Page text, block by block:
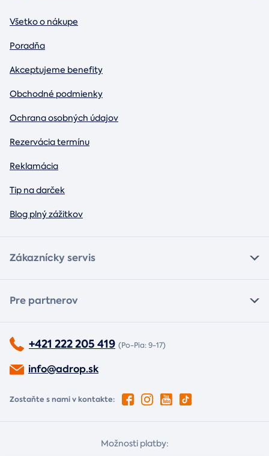
Všetko o nákupe
Poradňa
Akceptujeme benefity
Obchodné podmienky
Ochrana osobných údajov
Rezervácia termínu
Reklamácia
Tip na darček
Blog plný zážitkov
Zákaznícky servis
Pre partnerov
+421 222 205 419 (Po-Pia: 9-17)
info@adrop.sk
Zostaňte s nami v kontakte:
Možnosti platby: